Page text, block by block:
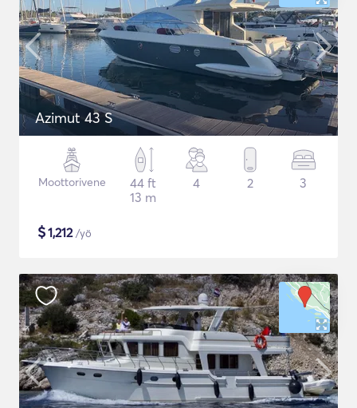
Azimut 43 S
Moottorivene
44 ft
13 m
4 2 3
$1,212/yö